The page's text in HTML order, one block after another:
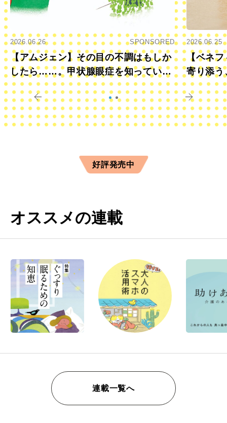
2026.06.26 SPONSORED
【アムジェン】その目の不調はもしか
したら……。甲状腺眼症を知っていま
すか？
2026.06.25
【ベネフ
寄り添う
きに
好評発売中
オススメの連載
連載一覧へ